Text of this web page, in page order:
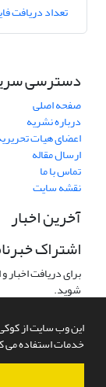
این وب سایت از کوکی
خدمات استفاده می
تعداد دریافت
دسترسی
صفحه اصلی
درباره نشریه
اعضای هیات
ارسال مقاله
تماس با ما
نقشه سایت
آخرین اخبار
اشتراک
برای دریافت
شوید.